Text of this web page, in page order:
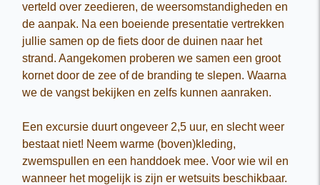
verteld over zeedieren, de weersomstandigheden en
de aanpak. Na een boeiende presentatie vertrekken
jullie samen op de fiets door de duinen naar het
strand. Aangekomen proberen we samen een groot
kornet door de zee of de branding te slepen. Waarna
we de vangst bekijken en zelfs kunnen aanraken.
Een excursie duurt ongeveer 2,5 uur, en slecht weer
bestaat niet! Neem warme (boven)kleding,
zwemspullen en een handdoek mee. Voor wie wil en
wanneer het mogelijk is zijn er wetsuits beschikbaar.